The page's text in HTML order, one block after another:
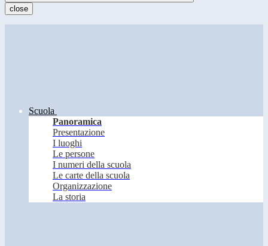
close
Scuola
Panoramica
Presentazione
I luoghi
Le persone
I numeri della scuola
Le carte della scuola
Organizzazione
La storia